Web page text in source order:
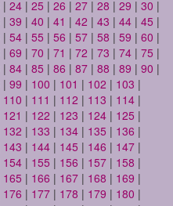
| 24 | 25 | 26 | 27 | 28 | 29 | 30 |
| 39 | 40 | 41 | 42 | 43 | 44 | 45 |
| 54 | 55 | 56 | 57 | 58 | 59 | 60 |
| 69 | 70 | 71 | 72 | 73 | 74 | 75 |
| 84 | 85 | 86 | 87 | 88 | 89 | 90 |
| 99 | 100 | 101 | 102 | 103 |
110 | 111 | 112 | 113 | 114 |
121 | 122 | 123 | 124 | 125 |
132 | 133 | 134 | 135 | 136 |
143 | 144 | 145 | 146 | 147 |
154 | 155 | 156 | 157 | 158 |
165 | 166 | 167 | 168 | 169 |
176 | 177 | 178 | 179 | 180 |